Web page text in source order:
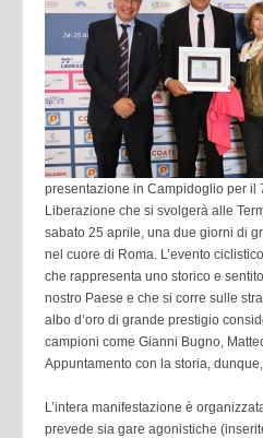
presentazione in Campidoglio per il
Liberazione che si svolgerà alle
sabato 25 aprile, una due giorni di
nel cuore di Roma. L’evento
che rappresenta uno storico e
nostro Paese e che si corre sulle
albo d’oro di grande prestigio
campioni come Gianni Bugno,
Appuntamento con la storia,
L’intera manifestazione è
prevede sia gare agonistiche